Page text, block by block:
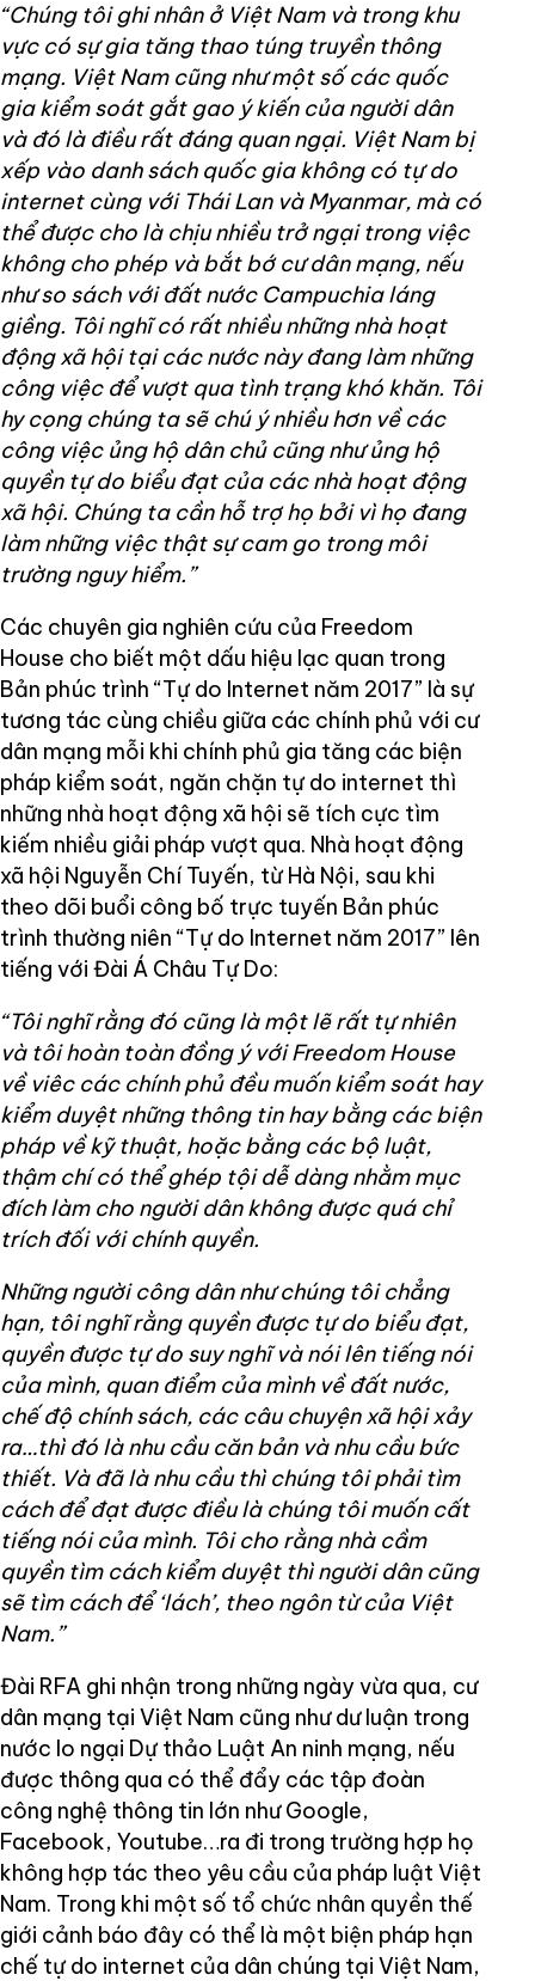
“Chúng tôi ghi nhân ở Việt Nam và trong khu
vực có sự gia tăng thao túng truyền thông
mạng. Việt Nam cũng như một số các quốc
gia kiểm soát gắt gao ý kiến của người dân
và đó là điều rất đáng quan ngại. Việt Nam bị
xếp vào danh sách quốc gia không có tự do
internet cùng với Thái Lan và Myanmar, mà có
thể được cho là chịu nhiều trở ngại trong việc
không cho phép và bắt bớ cư dân mạng, nếu
như so sách với đất nước Campuchia láng
giềng. Tôi nghĩ có rất nhiều những nhà hoạt
động xã hội tại các nước này đang làm những
công việc để vượt qua tình trạng khó khăn. Tôi
hy cọng chúng ta sẽ chú ý nhiều hơn về các
công việc ủng hộ dân chủ cũng như ủng hộ
quyền tự do biểu đạt của các nhà hoạt động
xã hội. Chúng ta cần hỗ trợ họ bởi vì họ đang
làm những việc thật sự cam go trong môi
trường nguy hiểm.”
Các chuyên gia nghiên cứu của Freedom
House cho biết một dấu hiệu lạc quan trong
Bản phúc trình “Tự do Internet năm 2017” là sự
tương tác cùng chiều giữa các chính phủ với cư
dân mạng mỗi khi chính phủ gia tăng các biện
pháp kiểm soát, ngăn chặn tự do internet thì
những nhà hoạt động xã hội sẽ tích cực tìm
kiếm nhiều giải pháp vượt qua. Nhà hoạt động
xã hội Nguyễn Chí Tuyến, từ Hà Nội, sau khi
theo dõi buổi công bố trực tuyến Bản phúc
trình thường niên “Tự do Internet năm 2017” lên
tiếng với Đài Á Châu Tự Do:
“Tôi nghĩ rằng đó cũng là một lẽ rất tự nhiên
và tôi hoàn toàn đồng ý với Freedom House
về viêc các chính phủ đều muốn kiểm soát hay
kiểm duyệt những thông tin hay bằng các biện
pháp về kỹ thuật, hoặc bằng các bộ luật,
thậm chí có thể ghép tội dễ dàng nhằm mục
đích làm cho người dân không được quá chỉ
trích đối với chính quyền.
Những người công dân như chúng tôi chẳng
hạn, tôi nghĩ rằng quyền được tự do biểu đạt,
quyền được tự do suy nghĩ và nói lên tiếng nói
của mình, quan điểm của mình về đất nước,
chế độ chính sách, các câu chuyện xã hội xảy
ra…thì đó là nhu cầu căn bản và nhu cầu bức
thiết. Và đã là nhu cầu thì chúng tôi phải tìm
cách để đạt được điều là chúng tôi muốn cất
tiếng nói của mình. Tôi cho rằng nhà cầm
quyền tìm cách kiểm duyệt thì người dân cũng
sẽ tìm cách để ‘lách’, theo ngôn từ của Việt
Nam.”
Đài RFA ghi nhận trong những ngày vừa qua, cư
dân mạng tại Việt Nam cũng như dư luận trong
nước lo ngại Dự thảo Luật An ninh mạng, nếu
được thông qua có thể đẩy các tập đoàn
công nghệ thông tin lớn như Google,
Facebook, Youtube…ra đi trong trường hợp họ
không hợp tác theo yêu cầu của pháp luật Việt
Nam. Trong khi một số tổ chức nhân quyền thế
giới cảnh báo đây có thể là một biện pháp hạn
chế tự do internet của dân chúng tại Việt Nam,